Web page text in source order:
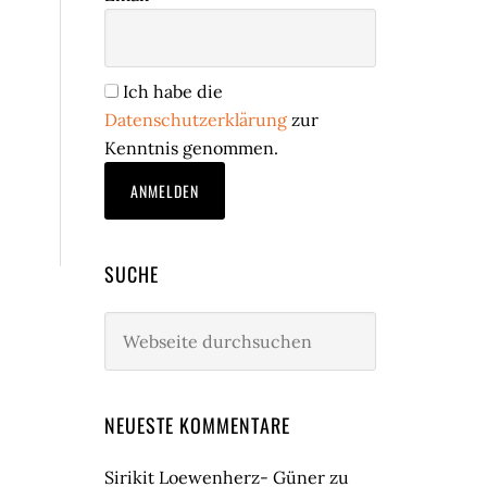
Ich habe die
Datenschutzerklärung zur
Kenntnis genommen.
SUCHE
durchsuchen
NEUESTE KOMMENTARE
Sirikit Loewenherz- Güner zu